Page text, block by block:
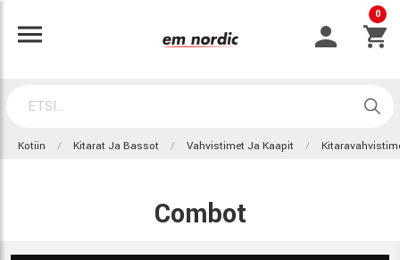
0
Kotiin Kitarat Ja Bassot Vahvistimet Ja Kaapit
Combot